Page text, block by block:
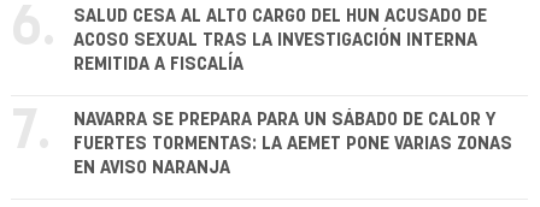
6.
SALUD CESA AL ALTO CARGO DEL HUN ACUSADO DE
ACOSO SEXUAL TRAS LA INVESTIGACIÓN INTERNA
REMITIDA A FISCALÍA
7.
NAVARRA SE PREPARA PARA UN SÁBADO DE CALOR Y
FUERTES TORMENTAS: LA AEMET PONE VARIAS ZONAS
EN AVISO NARANJA